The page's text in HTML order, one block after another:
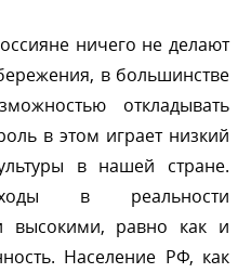
ничего не делают
в большинстве
откладывать
в этом играет низкий
в нашей стране.
в реальности
высокими, равно как и
Население РФ, как